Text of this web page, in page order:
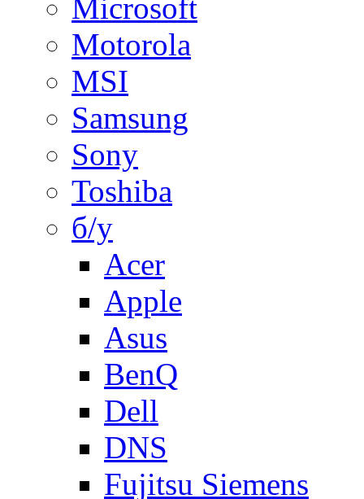
Microsoft
Motorola
MSI
Samsung
Sony
Toshiba
б/у
Acer
Apple
Asus
BenQ
Dell
DNS
Fujitsu Siemens